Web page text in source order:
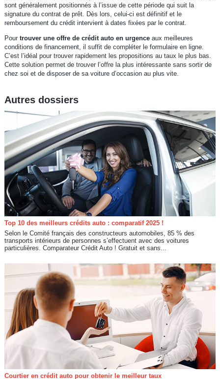
sont généralement positionnés à l’issue de cette période qui suit la
signature du contrat de prêt. Dès lors, celui-ci est définitif et le
remboursement du crédit intervient à dates fixées par le contrat.
Pour trouver une offre de crédit auto en urgenceaux meilleures
conditions de financement, il suffit de compléter le formulaire en ligne.
C’est l’idéal pour trouver rapidement les propositions au taux le plus bas.
Cette solution permet de trouver l’offre la plus intéressante sans sortir de
chez soi et de disposer de sa voiture d’occasion au plus vite.
Autres dossiers
Top 10 des meilleurs crédits auto : comparatif 2025 !
Selon le Comité français des constructeurs automobiles, 85 % des
transports intérieurs de personnes s’effectuent avec des voitures
particulières. Comparateur Crédit Auto ! Gratuit et sans...
Courtier en crédit auto pour obtenir le meilleur taux